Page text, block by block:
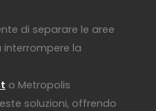
di separare le aree
interrompere la
o Metropolis
soluzioni, offrendo